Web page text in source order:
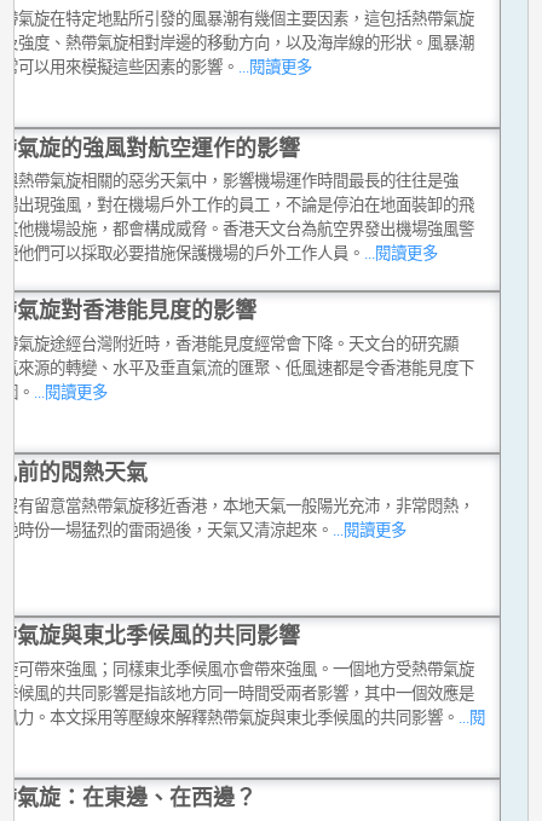
氣旋在特定地點所引發的風暴潮有幾個主要因素，這包括熱帶氣旋
強度、熱帶氣旋相對岸邊的移動方向，以及海岸線的形狀。風暴潮
可以用來模擬這些因素的影響。 ...閱讀更多
氣旋的強風對航空運作的影響
熱帶氣旋相關的惡劣天氣中，影響機場運作時間最長的往往是強
出現強風，對在機場戶外工作的員工，不論是停泊在地面裝卸的飛
他機場設施，都會構成威脅。香港天文台為航空界發出機場強風警
他們可以採取必要措施保護機場的戶外工作人員。 ...閱讀更多
氣旋對香港能見度的影響
氣旋途經台灣附近時，香港能見度經常會下降。天文台的研究顯
來源的轉變、水平及垂直氣流的匯聚、低風速都是令香港能見度下
。
...閱讀更多
前的悶熱天氣
有留意當熱帶氣旋移近香港，本地天氣一般陽光充沛，非常悶熱，
時份一場猛烈的雷雨過後，天氣又清涼起來。 ...閱讀更多
氣旋與東北季候風的共同影響
可帶來強風；同樣東北季候風亦會帶來強風。一個地方受熱帶氣旋
候風的共同影響是指該地方同一時間受兩者影響，其中一個效應是
力。本文採用等壓線來解釋熱帶氣旋與東北季候風的共同影響。
...閱
氣旋：在東邊、在西邊？